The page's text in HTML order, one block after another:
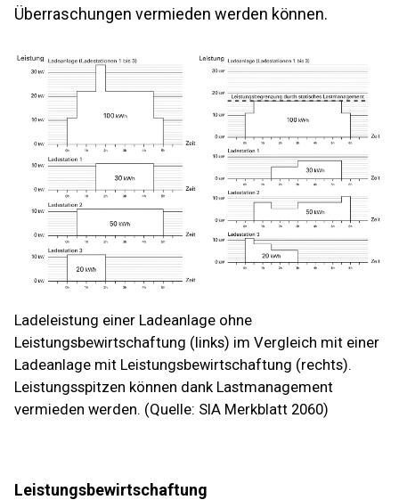
Überraschungen vermieden werden können.
Ladeleistung einer Ladeanlage ohne
Leistungsbewirtschaftung (links) im Vergleich mit einer
Ladeanlage mit Leistungsbewirtschaftung (rechts).
Leistungsspitzen können dank Lastmanagement
vermieden werden. (Quelle: SIA Merkblatt 2060)
Leistungsbewirtschaftung